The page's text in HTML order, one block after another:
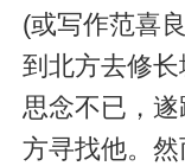
(或写作范喜
到北方去修
思念不已，
方寻找他。